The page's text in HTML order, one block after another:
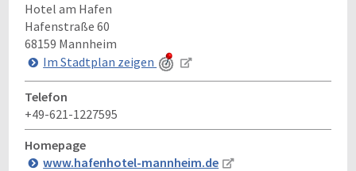
Hotel am Hafen
Hafenstraße 60
68159 Mannheim
Im Stadtplan zeigen
Telefon
+49-621-1227595
Homepage
www.hafenhotel-mannheim.de